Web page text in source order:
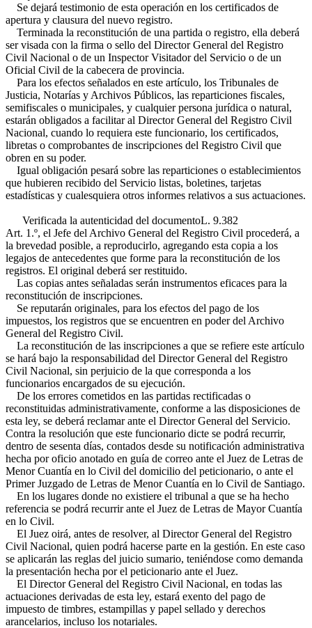
Se dejará testimonio de esta operación en los certificados de
apertura y clausura del nuevo registro.
Terminada la reconstitución de una partida o registro, ella deberá
ser visada con la firma o sello del Director General del Registro
Civil Nacional o de un Inspector Visitador del Servicio o de un
Oficial Civil de la cabecera de provincia.
Para los efectos señalados en este artículo, los Tribunales de
Justicia, Notarías y Archivos Públicos, las reparticiones fiscales,
semifiscales o municipales, y cualquier persona jurídica o natural,
estarán obligados a facilitar al Director General del Registro Civil
Nacional, cuando lo requiera este funcionario, los certificados,
libretas o comprobantes de inscripciones del Registro Civil que
obren en su poder.
Igual obligación pesará sobre las reparticiones o establecimientos
que hubieren recibido del Servicio listas, boletines, tarjetas
estadísticas y cualesquiera otros informes relativos a sus actuaciones.
Verificada la autenticidad del documentoL. 9.382
Art. 1.º, el Jefe del Archivo General del Registro Civil procederá, a
la brevedad posible, a reproducirlo, agregando esta copia a los
legajos de antecedentes que forme para la reconstitución de los
registros. El original deberá ser restituido.
Las copias antes señaladas serán instrumentos eficaces para la
reconstitución de inscripciones.
Se reputarán originales, para los efectos del pago de los
impuestos, los registros que se encuentren en poder del Archivo
General del Registro Civil.
La reconstitución de las inscripciones a que se refiere este artículo
se hará bajo la responsabilidad del Director General del Registro
Civil Nacional, sin perjuicio de la que corresponda a los
funcionarios encargados de su ejecución.
De los errores cometidos en las partidas rectificadas o
reconstituidas administrativamente, conforme a las disposiciones de
esta ley, se deberá reclamar ante el Director General del Servicio.
Contra la resolución que este funcionario dicte se podrá recurrir,
dentro de sesenta días, contados desde su notificación administrativa
hecha por oficio anotado en guía de correo ante el Juez de Letras de
Menor Cuantía en lo Civil del domicilio del peticionario, o ante el
Primer Juzgado de Letras de Menor Cuantía en lo Civil de Santiago.
En los lugares donde no existiere el tribunal a que se ha hecho
referencia se podrá recurrir ante el Juez de Letras de Mayor Cuantía
en lo Civil.
El Juez oirá, antes de resolver, al Director General del Registro
Civil Nacional, quien podrá hacerse parte en la gestión. En este caso
se aplicarán las reglas del juicio sumario, teniéndose como demanda
la presentación hecha por el peticionario ante el Juez.
El Director General del Registro Civil Nacional, en todas las
actuaciones derivadas de esta ley, estará exento del pago de
impuesto de timbres, estampillas y papel sellado y derechos
arancelarios, incluso los notariales.